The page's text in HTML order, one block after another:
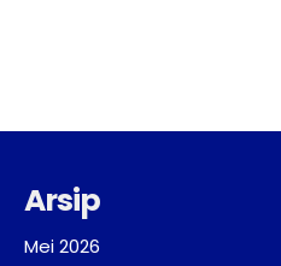
Arsip
Mei 2026